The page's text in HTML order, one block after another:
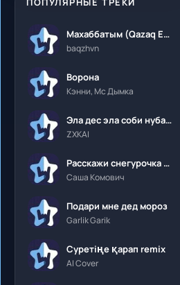
Махаббатым (Qazaq Edition)
baqzhvn
Ворона
Кэнни, Мс Дымка
Эла дес эла соби нубалеприсон
ZXKAI
Расскажи снегурочка где была
Саша Комович
Подари мне дед мороз
Garlik Garik
Суретіңе қарап remix
AI Cover